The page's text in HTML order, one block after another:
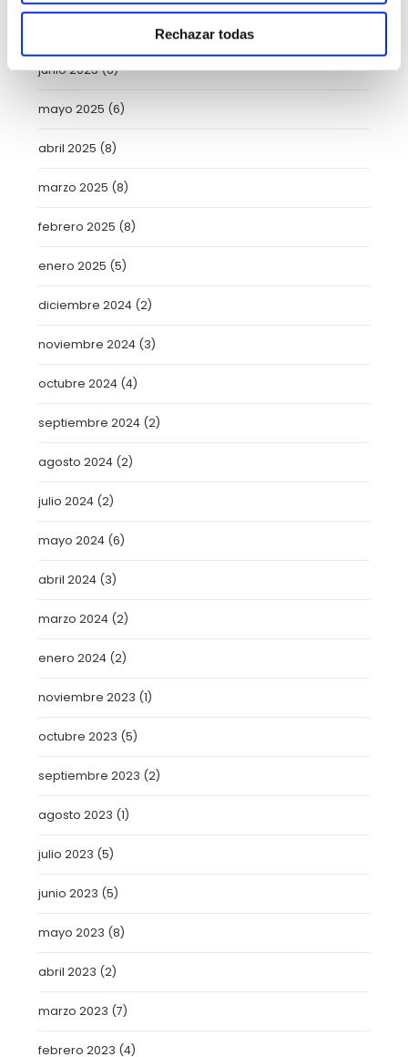
Rechazar todas
junio 2025(6)
mayo 2025 (6)
abril 2025 (8)
marzo 2025 (8)
febrero 2025 (8)
enero 2025 (5)
diciembre 2024 (2)
noviembre 2024 (3)
octubre 2024 (4)
septiembre 2024 (2)
agosto 2024 (2)
julio 2024 (2)
mayo 2024 (6)
abril 2024 (3)
marzo 2024 (2)
enero 2024 (2)
noviembre 2023 (1)
octubre 2023 (5)
septiembre 2023 (2)
agosto 2023 (1)
julio 2023 (5)
junio 2023 (5)
mayo 2023 (8)
abril 2023 (2)
marzo 2023 (7)
febrero 2023 (4)